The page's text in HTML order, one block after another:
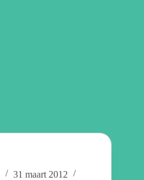
31 maart 2012